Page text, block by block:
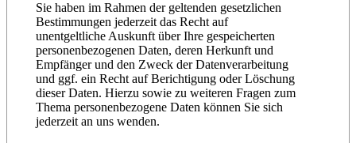
Sie haben im Rahmen der geltenden gesetzlichen
Bestimmungen jederzeit das Recht auf
unentgeltliche Auskunft über Ihre gespeicherten
personenbezogenen Daten, deren Herkunft und
Empfänger und den Zweck der Datenverarbeitung
und ggf. ein Recht auf Berichtigung oder Löschung
dieser Daten. Hierzu sowie zu weiteren Fragen zum
Thema personenbezogene Daten können Sie sich
jederzeit an uns wenden.